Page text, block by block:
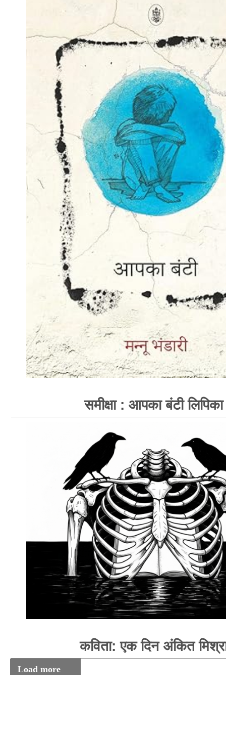
समीक्षा : आपका बंटी लिपिका
कविता: एक दिन अंकित
Load more